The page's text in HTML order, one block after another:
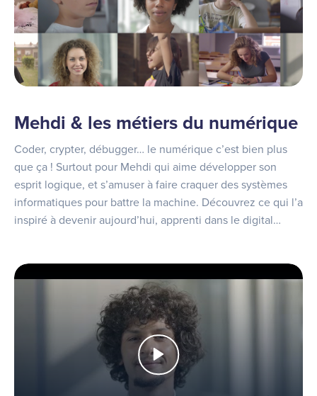
Mehdi & les métiers du numérique
Coder, crypter, débugger… le numérique c’est bien plus
que ça ! Surtout pour Mehdi qui aime développer son
esprit logique, et s’amuser à faire craquer des systèmes
informatiques pour battre la machine. Découvrez ce qui l’a
inspiré à devenir aujourd’hui, apprenti dans le digital…